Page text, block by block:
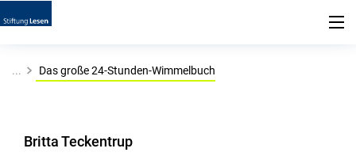
... Das große 24-Stunden-Wimmelbuch
Britta Teckentrup